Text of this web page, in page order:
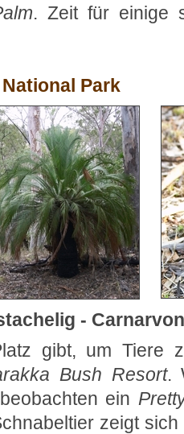
. Zeit für einige
Park
-
gibt, um Tiere
Bush Resort.
ein
zeigt